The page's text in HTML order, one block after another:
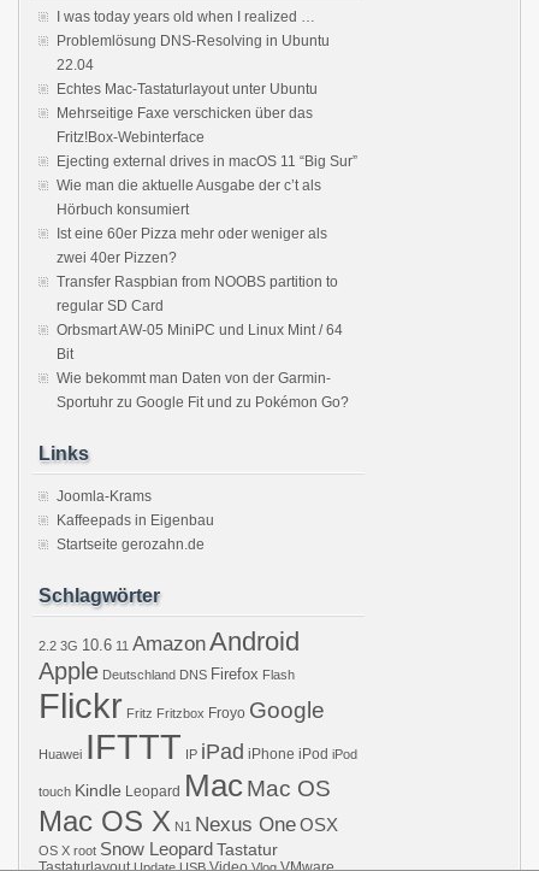
I was today years old when I realized …
Problemlösung DNS-Resolving in Ubuntu
22.04
Echtes Mac-Tastaturlayout unter Ubuntu
Mehrseitige Faxe verschicken über das
Fritz!Box-Webinterface
Ejecting external drives in macOS 11 “Big Sur”
Wie man die aktuelle Ausgabe der c’t als
Hörbuch konsumiert
Ist eine 60er Pizza mehr oder weniger als
zwei 40er Pizzen?
Transfer Raspbian from NOOBS partition to
regular SD Card
Orbsmart AW-05 MiniPC und Linux Mint / 64
Bit
Wie bekommt man Daten von der Garmin-
Sportuhr zu Google Fit und zu Pokémon Go?
Links
Joomla-Krams
Kaffeepads in Eigenbau
Startseite gerozahn.de
Schlagwörter
2.2 3G 10.6 11 AmazonAndroid
Apple Deutschland DNS Firefox Flash
Flickr Fritz Fritzbox Froyo Google
Huawei IFTTT IP iPad iPhone iPod iPod
touch Kindle Leopard MacMac OS
Mac OS X N1 Nexus OneOSX
OS X root Snow LeopardTastatur
Tastaturlayout Update USB Video Vlog VMware